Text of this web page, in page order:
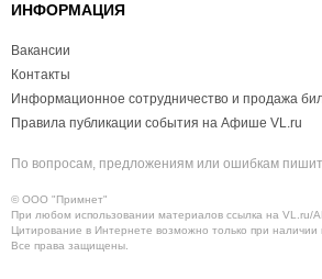
ИНФОРМАЦИЯ
Вакансии
Контакты
Информационное сотрудничество и продажа
Правила публикации события на Афише VL.ru
По вопросам, предложениям или ошибкам
© ООО "Примнет"
При любом использовании материалов ссылка на VL.ru/
Цитирование в Интернете возможно только при наличии
Все права защищены.